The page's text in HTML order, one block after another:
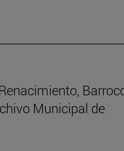
Municipal de